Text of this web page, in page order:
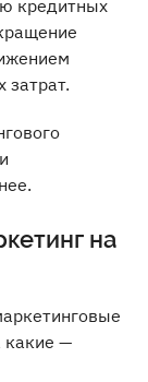
кредитных
затрат.
на
какие —